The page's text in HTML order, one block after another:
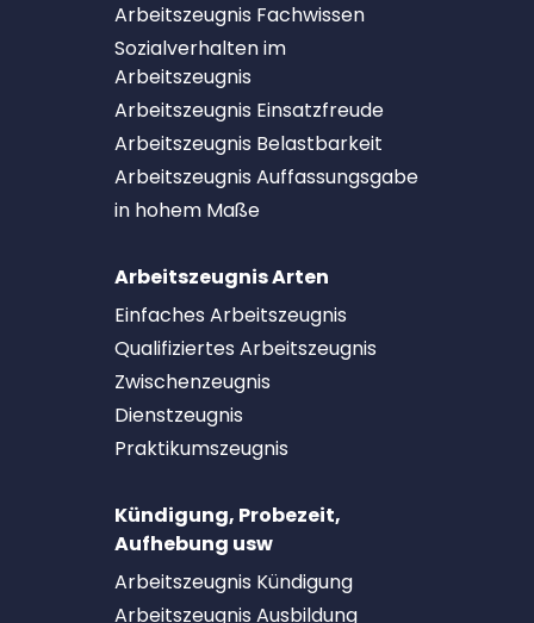
Arbeitszeugnis Fachwissen
Sozialverhalten im
Arbeitszeugnis
Arbeitszeugnis Einsatzfreude
Arbeitszeugnis Belastbarkeit
Arbeitszeugnis Auffassungsgabe
in hohem Maße
Arbeitszeugnis Arten
Einfaches Arbeitszeugnis
Qualifiziertes Arbeitszeugnis
Zwischenzeugnis
Dienstzeugnis
Praktikumszeugnis
Kündigung, Probezeit,
Aufhebung usw
Arbeitszeugnis Kündigung
Arbeitszeugnis Ausbildung